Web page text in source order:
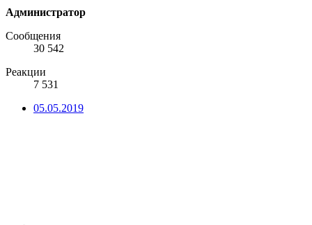
Администратор
Сообщения
30 542
Реакции
7 531
05.05.2019